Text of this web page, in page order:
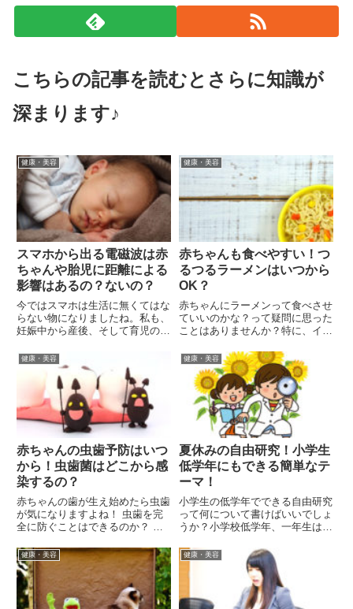
こちらの記事を読むとさらに知識が
深まります♪
健康・美容
スマホから出る電磁波は赤
ちゃんや胎児に距離による
影響はあるの？ないの？
今ではスマホは生活に無くてはな
らない物になりましたね。私も、
妊娠中から産後、そして育児のこ
ますが、同じような方は多いので
はないでしょうか？しかし、スマ
ホから電磁波が出ているのをご存
知ですか？電磁波は目に見えな
い...
健康・美容
赤ちゃんも食べやすい！つ
るつるラーメンはいつから
OK？
赤ちゃんにラーメンって食べさせ
ていいのかな？って疑問に思った
ことはありませんか？特に、イン
軽で洗い物も少なく済むし、食事
を作るのが面倒な時など、重宝し
ますよね。でも、赤ちゃんに食べ
させても大丈夫なのでしょう
か？...
健康・美容
赤ちゃんの虫歯予防はいつ
から！虫歯菌はどこから感
染するの？
赤ちゃんの歯が生え始めたら虫歯
が気になりますよね！ 虫歯を完
全に防ぐことはできるのか？ 歯
か？ 大人から虫歯の菌が伝染る
って聞いたけど！このように「赤
ちゃんの虫歯予防はいつから！」
と悩みをもっているお母さんは
多...
健康・美容
夏休みの自由研究！小学生
低学年にもできる簡単なテ
ーマ！
小学生の低学年でできる自由研究
って何について書けばいいでしょ
うか？小学校低学年、一年生は初
自由研究の意味すら分からないで
しょう！自力での自由研究の計画
は低学年には難しいです。そんな
時は親御さんがヒントを与えな
が...
健康・美容 健康・美容